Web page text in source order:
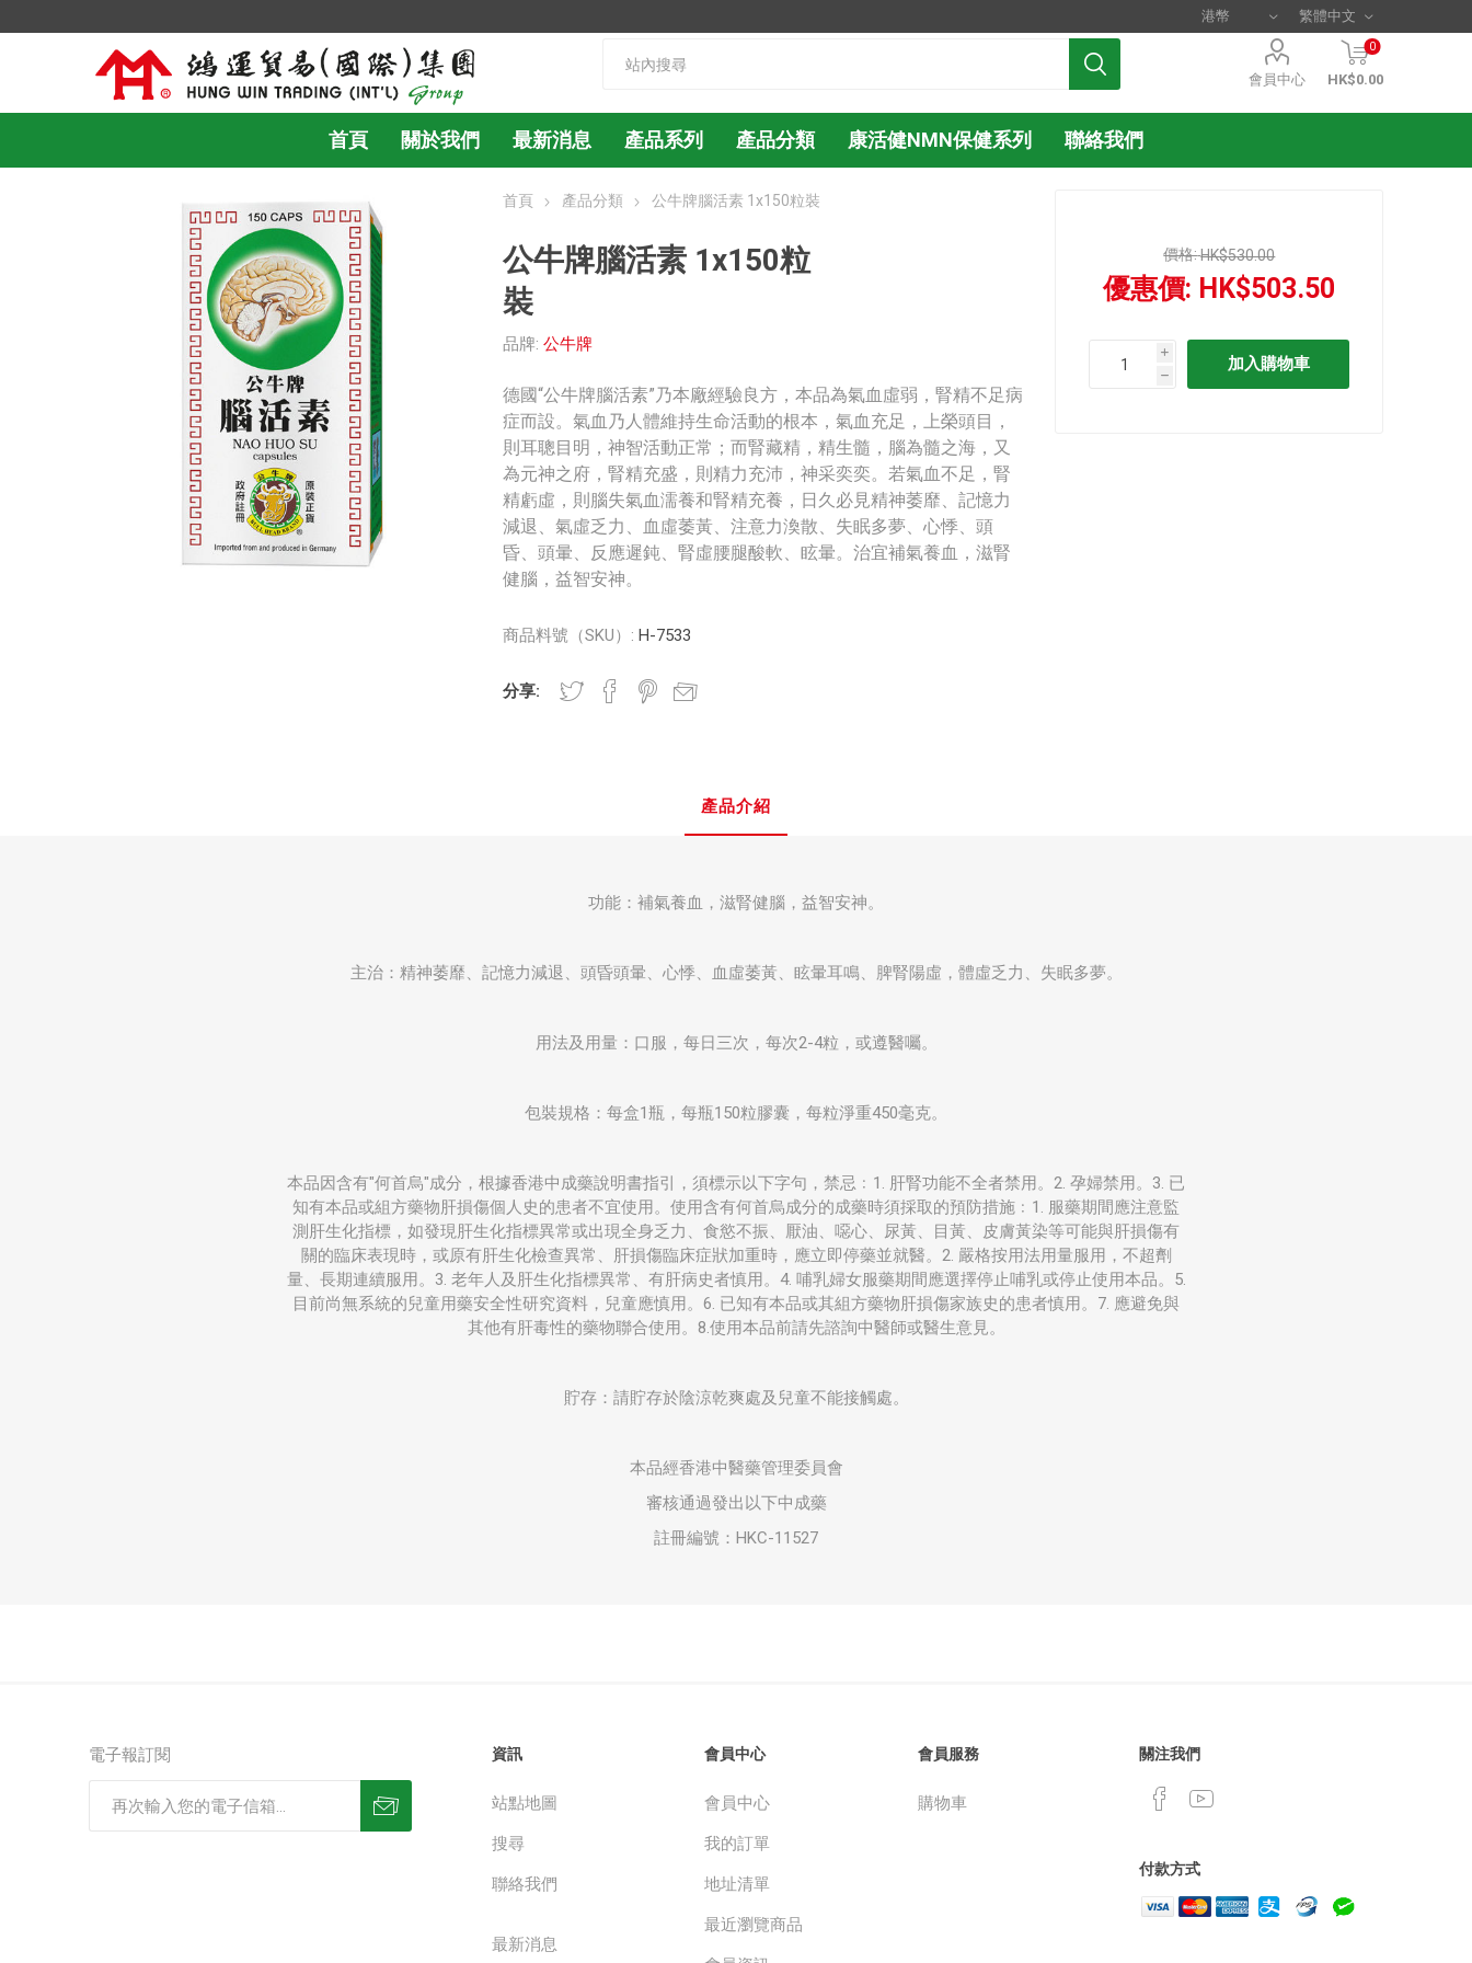
會員中心
0
HK$0.00
首頁 關於我們 最新消息 產品系列 產品分類 康活健NMN保健系列 聯絡我們
首頁 產品分類 公牛牌腦活素 1x150粒裝
公牛牌腦活素 1x150粒
裝
品牌: 公牛牌
德國“公牛牌腦活素”乃本廠經驗良方，本品為氣血虛弱，腎精不足病
症而設。氣血乃人體維持生命活動的根本，氣血充足，上榮頭目，
則耳聰目明，神智活動正常；而腎藏精，精生髓，腦為髓之海，又
為元神之府，腎精充盛，則精力充沛，神采奕奕。若氣血不足，腎
精虧虛，則腦失氣血濡養和腎精充養，日久必見精神萎靡、記憶力
減退、氣虛乏力、血虛萎黃、注意力渙散、失眠多夢、心悸、頭
昏、頭暈、反應遲鈍、腎虛腰腿酸軟、眩暈。治宜補氣養血，滋腎
健腦，益智安神。
商品料號（SKU）: H-7533
分享:
價格:HK$530.00
優惠價: HK$503.50
i
h
產品介紹
功能：補氣養血，滋腎健腦，益智安神。
主治：精神萎靡、記憶力減退、頭昏頭暈、心悸、血虛萎黃、眩暈耳鳴、脾腎陽虛，體虛乏力、失眠多夢。
用法及用量：口服，每日三次，每次2-4粒，或遵醫囑。
包裝規格：每盒1瓶，每瓶150粒膠囊，每粒淨重450毫克。
本品因含有"何首烏"成分，根據香港中成藥說明書指引，須標示以下字句，禁忌﹕1. 肝腎功能不全者禁用。2. 孕婦禁用。3. 已
知有本品或組方藥物肝損傷個人史的患者不宜使用。使用含有何首烏成分的成藥時須採取的預防措施﹕1. 服藥期間應注意監
測肝生化指標，如發現肝生化指標異常或出現全身乏力、食慾不振、厭油、噁心、尿黃、目黃、皮膚黃染等可能與肝損傷有
關的臨床表現時，或原有肝生化檢查異常、肝損傷臨床症狀加重時，應立即停藥並就醫。2. 嚴格按用法用量服用，不超劑
量、長期連續服用。3. 老年人及肝生化指標異常、有肝病史者慎用。4. 哺乳婦女服藥期間應選擇停止哺乳或停止使用本品。5.
目前尚無系統的兒童用藥安全性研究資料，兒童應慎用。6. 已知有本品或其組方藥物肝損傷家族史的患者慎用。7. 應避免與
其他有肝毒性的藥物聯合使用。8.使用本品前請先諮詢中醫師或醫生意見。
貯存：請貯存於陰涼乾爽處及兒童不能接觸處。
本品經香港中醫藥管理委員會
審核通過發出以下中成藥
註冊編號：HKC-11527
電子報訂閱 資訊
站點地圖
搜尋
聯絡我們
最新消息
會員中心
會員中心
我的訂單
地址清單
最近瀏覽商品
會員服務
購物車
關注我們
付款方式